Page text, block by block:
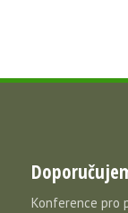
Konference pro